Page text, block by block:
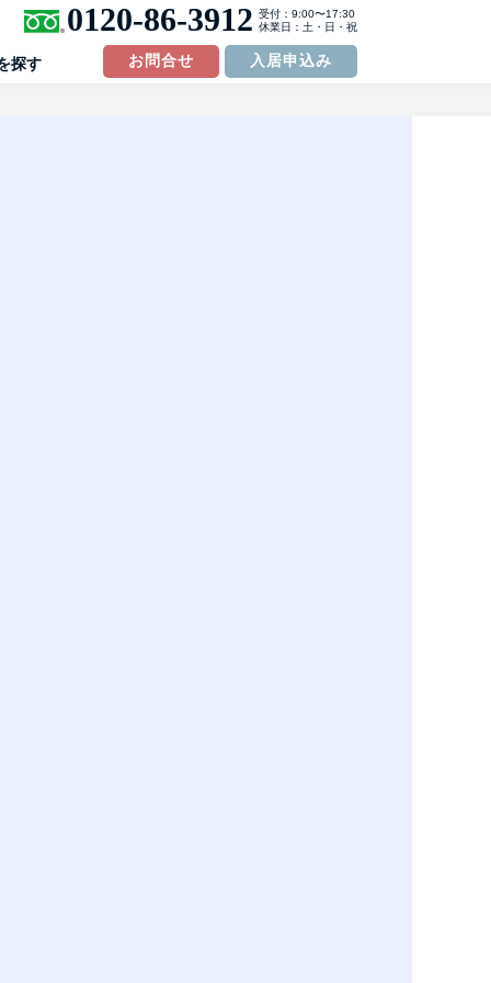
0120-86-3912 受付：9:00〜17:30
休業日：土・日・祝
探す お問合せ 入居申込み